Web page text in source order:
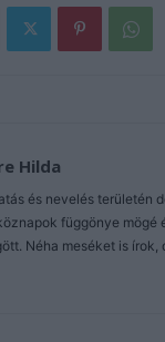
Hilda
és nevelés területén
függönye mögé
Néha meséket is